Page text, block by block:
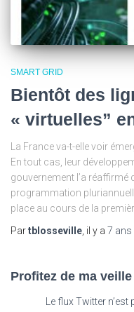
SMART GRID
Bientôt des
« virtuelles”
La France va-t-elle voir
En tout cas, leur
gouvernement l’a réaffirmé
programmation
place au cours de la
Partblosseville, il y a 7 ans
Profitez de ma veille
Le flux Twitter